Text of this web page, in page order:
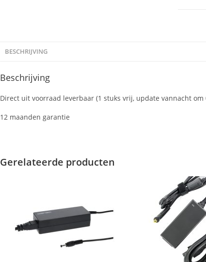
BESCHRIJVING
Beschrijving
Direct uit voorraad leverbaar (1 stuks vrij, update vannacht om
12 maanden garantie
Gerelateerde producten